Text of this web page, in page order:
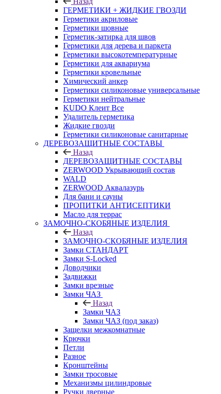
ГЕРМЕТИКИ + ЖИДКИЕ ГВОЗДИ
Герметики акриловые
Герметики шовные
Герметик-затирка для швов
Герметики для дерева и паркета
Герметики высокотемпературные
Герметики для аквариума
Герметики кровельные
Химический анкер
Герметики силиконовые универсальные
Герметики нейтральные
KUDO Клеит Все
Удалитель герметика
Жидкие гвозди
Герметики силиконовые санитарные
ДЕРЕВОЗАЩИТНЫЕ СОСТАВЫ
Назад
ДЕРЕВОЗАЩИТНЫЕ СОСТАВЫ
ZERWOOD Укрывающий состав
WALD
ZERWOOD Аквалазурь
Для бани и сауны
ПРОПИТКИ АНТИСЕПТИКИ
Масло для террас
ЗАМОЧНО-СКОБЯНЫЕ ИЗДЕЛИЯ
Назад
ЗАМОЧНО-СКОБЯНЫЕ ИЗДЕЛИЯ
Замки СТАНДАРТ
Замки S-Locked
Доводчики
Задвижки
Замки врезные
Замки ЧАЗ
Назад
Замки ЧАЗ
Замки ЧАЗ (под заказ)
Защелки межкомнатные
Крючки
Петли
Разное
Кронштейны
Замки тросовые
Механизмы цилиндровые
Ручки дверные